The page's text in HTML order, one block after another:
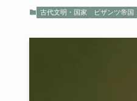
古代文明・国家 ビザンツ帝国